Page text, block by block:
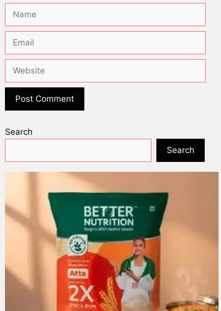
Search
Search